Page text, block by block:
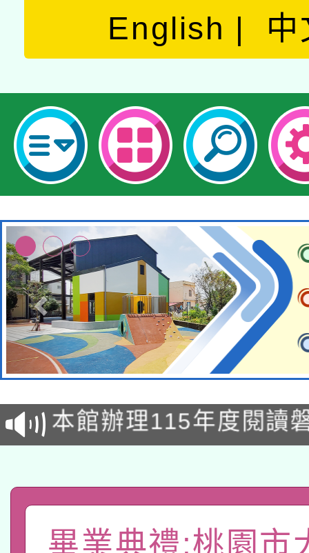
English 中
適應運動共學行動站研
本館辦理115年度閱讀
暨閱讀推動專業研習
科技賦能─人工智慧
礎課程
A3數位素養講師名單
畢業典禮:桃園市